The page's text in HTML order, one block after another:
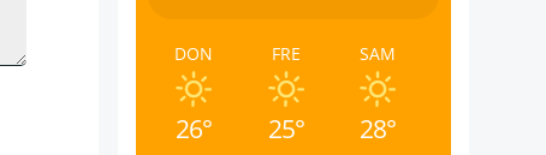
DON
26°
FRE
25°
SAM
28°